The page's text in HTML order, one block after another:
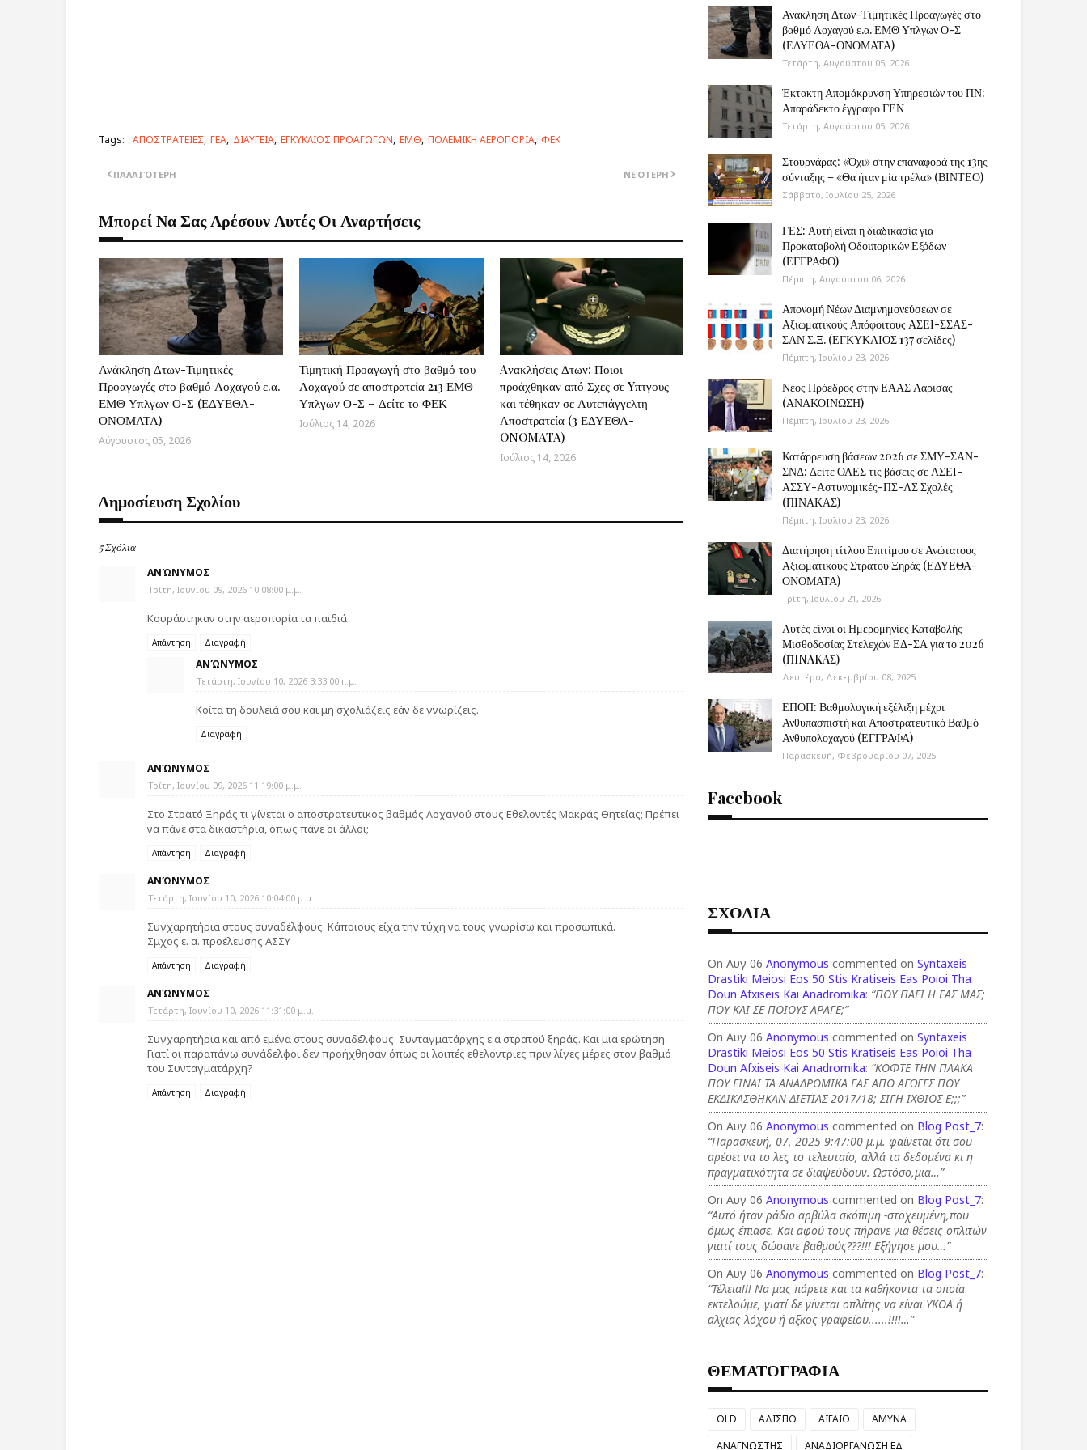
Tags: ΑΠΟΣΤΡΑΤΕΙΕΣ ΓΕΑ ΔΙΑΥΓΕΙΑ ΕΓΚΥΚΛΙΟΣ ΠΡΟΑΓΩΓΩΝ ΕΜΘ ΠΟΛΕΜΙΚΗ ΑΕΡΟΠΟΡΙΑ ΦΕΚ
ΝΕΌΤΕΡΗ
ΠΑΛΑΙΌΤΕΡΗ
Μπορεί Να Σας Αρέσουν Αυτές Οι Αναρτήσεις
Ανάκληση Δτων-Τιμητικές
Προαγωγές στο βαθμό Λοχαγού ε.α.
ΕΜΘ Υπλγων Ο-Σ (ΕΔΥΕΘΑ-
ΟΝΟΜΑΤΑ)
Αύγουστος 05, 2026
Τιμητική Προαγωγή στο βαθμό του
Λοχαγού σε αποστρατεία 213 ΕΜΘ
Υπλγων Ο-Σ – Δείτε το ΦΕΚ
Ιούλιος 14, 2026
Aνακλήσεις Δτων: Ποιοι
προάχθηκαν από Σχες σε Yπτγους
και τέθηκαν σε Αυτεπάγγελτη
Αποστρατεία (3 ΕΔΥΕΘΑ-
ONOMATA)
Ιούλιος 14, 2026
Δημοσίευση Σχολίου
5 Σχόλια
ΑΝΏΝΥΜΟΣ
Τρίτη, Ιουνίου 09, 2026 10:08:00 μ.μ.
Κουράστηκαν στην αεροπορία τα παιδιά
Απάντηση Διαγραφή
ΑΝΏΝΥΜΟΣ
Τετάρτη, Ιουνίου 10, 2026 3:33:00 π.μ.
Κοίτα τη δουλειά σου και μη σχολιάζεις εάν δε γνωρίζεις.
Διαγραφή
ΑΝΏΝΥΜΟΣ
Τρίτη, Ιουνίου 09, 2026 11:19:00 μ.μ.
Στο Στρατό Ξηράς τι γίνεται ο αποστρατευτικος βαθμός Λοχαγού στους Εθελοντές Μακράς Θητείας; Πρέπει
να πάνε στα δικαστήρια, όπως πάνε οι άλλοι;
Απάντηση Διαγραφή
ΑΝΏΝΥΜΟΣ
Τετάρτη, Ιουνίου 10, 2026 10:04:00 μ.μ.
Συγχαρητήρια στους συναδέλφους. Κάποιους είχα την τύχη να τους γνωρίσω και προσωπικά.
Σμχος ε. α. προέλευσης ΑΣΣΥ
Απάντηση Διαγραφή
ΑΝΏΝΥΜΟΣ
Τετάρτη, Ιουνίου 10, 2026 11:31:00 μ.μ.
Συγχαρητήρια και από εμένα στους συναδέλφους. Συνταγματάρχης ε.α στρατού ξηράς. Και μια ερώτηση.
Γιατί οι παραπάνω συνάδελφοι δεν προήχθησαν όπως οι λοιπές εθελοντριες πριν λίγες μέρες στον βαθμό
του Συνταγματάρχη?
Απάντηση Διαγραφή
Ανάκληση Δτων-Τιμητικές Προαγωγές στο
βαθμό Λοχαγού ε.α. ΕΜΘ Υπλγων Ο-Σ
(ΕΔΥΕΘΑ-ΟΝΟΜΑΤΑ)
Τετάρτη, Αυγούστου 05, 2026
Έκτακτη Απομάκρυνση Υπηρεσιών του ΠΝ:
Απαράδεκτο έγγραφο ΓΕΝ
Τετάρτη, Αυγούστου 05, 2026
Στουρνάρας: «Όχι» στην επαναφορά της 13ης
σύνταξης – «Θα ήταν μία τρέλα» (ΒΙΝΤΕΟ)
Σάββατο, Ιουλίου 25, 2026
ΓΕΣ: Αυτή είναι η διαδικασία για
Προκαταβολή Οδοιπορικών Εξόδων
(ΕΓΓΡΑΦΟ)
Πέμπτη, Αυγούστου 06, 2026
Απονομή Νέων Διαμνημονεύσεων σε
Αξιωματικούς Απόφοιτους ΑΣΕΙ-ΣΣΑΣ-
ΣΑΝ Σ.Ξ. (ΕΓΚΥΚΛΙΟΣ 137 σελίδες)
Πέμπτη, Ιουλίου 23, 2026
Νέος Πρόεδρος στην ΕΑΑΣ Λάρισας
(ΑΝΑΚΟΙΝΩΣΗ)
Πέμπτη, Ιουλίου 23, 2026
Κατάρρευση βάσεων 2026 σε ΣΜΥ-ΣΑΝ-
ΣΝΔ: Δείτε ΟΛΕΣ τις βάσεις σε ΑΣΕΙ-
ΑΣΣΥ-Αστυνομικές-ΠΣ-ΛΣ Σχολές
(ΠΙΝΑΚΑΣ)
Πέμπτη, Ιουλίου 23, 2026
Διατήρηση τίτλου Επιτίμου σε Ανώτατους
Αξιωματικούς Στρατού Ξηράς (ΕΔΥΕΘΑ-
ΟΝΟΜΑΤΑ)
Τρίτη, Ιουλίου 21, 2026
Αυτές είναι οι Ημερομηνίες Καταβολής
Μισθοδοσίας Στελεχών ΕΔ-ΣΑ για το 2026
(ΠINAKAΣ)
Δευτέρα, Δεκεμβρίου 08, 2025
ΕΠΟΠ: Βαθμολογική εξέλιξη μέχρι
Ανθυπασπιστή και Αποστρατευτικό Βαθμό
Ανθυπολοχαγού (ΕΓΓΡΑΦΑ)
Παρασκευή, Φεβρουαρίου 07, 2025
Facebook
ΣΧΟΛΙΑ
On Αυγ 06Anonymous commented onSyntaxeis
Drastiki Meiosi Eos 50 Stis Kratiseis Eas Poioi Tha
Doun Afxiseis Kai Anadromika: “ΠΟΥ ΠΑΕΙ Η ΕΑΣ ΜΑΣ;
ΠΟΥ ΚΑΙ ΣΕ ΠΟΙΟΥΣ ΑΡΑΓΕ;”
On Αυγ 06Anonymous commented onSyntaxeis
Drastiki Meiosi Eos 50 Stis Kratiseis Eas Poioi Tha
Doun Afxiseis Kai Anadromika: “ΚΟΦΤΕ ΤΗΝ ΠΛΑΚΑ
ΠΟΥ ΕΙΝΑΙ ΤΑ ΑΝΑΔΡΟΜΙΚΑ ΕΑΣ ΑΠΟ ΑΓΩΓΕΣ ΠΟΥ
ΕΚΔΙΚΑΣΘΗΚΑΝ ΔΙΕΤΙΑΣ 2017/18; ΣΙΓΗ ΙΧΘΙΟΣ Ε;;;”
On Αυγ 06Anonymous commented on Blog Post_7:
“Παρασκευή, 07, 2025 9:47:00 μ.μ. φαίνεται ότι σου
αρέσει να το λες το τελευταίο, αλλά τα δεδομένα κι η
πραγματικότητα σε διαψεύδουν. Ωστόσο,μια…”
On Αυγ 06Anonymous commented on Blog Post_7:
“Αυτό ήταν ράδιο αρβύλα σκόπιμη -στοχευμένη,που
όμως έπιασε. Και αφού τους πήρανε για θέσεις οπλιτών
γιατί τους δώσανε βαθμούς???!!! Εξήγησε μου…”
On Αυγ 06Anonymous commented on Blog Post_7:
“Τέλεια!!! Να μας πάρετε και τα καθήκοντα τα οποία
εκτελούμε, γιατί δε γίνεται οπλίτης να είναι ΥΚΟΑ ή
αλχιας λόχου ή αξκος γραφείου......!!!!…”
ΘΕΜΑΤΟΓΡΑΦΙΑ
OLD ΑΔΙΣΠΟ ΑΙΓΑΙΟ
ΑΜΥΝΑ
ΑΝΑΓΝΩΣΤΗΣ
ΑΝΑΔΙΟΡΓΑΝΩΣΗ ΕΔ